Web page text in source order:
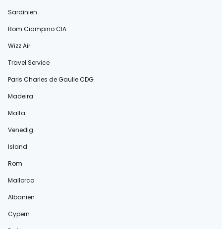
Sardinien
Rom Ciampino CIA
Wizz Air
Travel Service
Paris Charles de Gaulle CDG
Madeira
Malta
Venedig
Island
Rom
Mallorca
Albanien
Cypern